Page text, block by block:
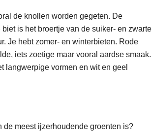
de knollen worden gegeten. De
is het broertje van de suiker- en zwarte
Je hebt zomer- en winterbieten. Rode
iets zoetige maar vooral aardse smaak.
langwerpige vormen en wit en geel
de meest ijzerhoudende groenten is?